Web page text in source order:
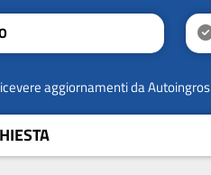
aggiornamenti da Autoingros